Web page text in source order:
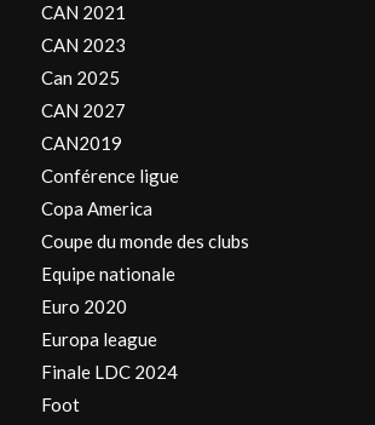
CAN 2021
CAN 2023
Can 2025
CAN 2027
CAN2019
Conférence ligue
Copa America
Coupe du monde des clubs
Equipe nationale
Euro 2020
Europa league
Finale LDC 2024
Foot